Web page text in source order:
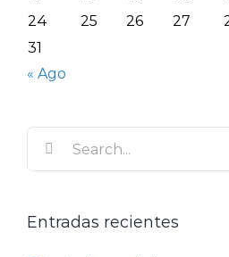
24
25 26 27
31
« Ago
Entradas recientes